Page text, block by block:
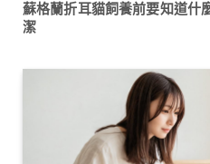
蘇格蘭折耳貓飼養前要知道什
潔